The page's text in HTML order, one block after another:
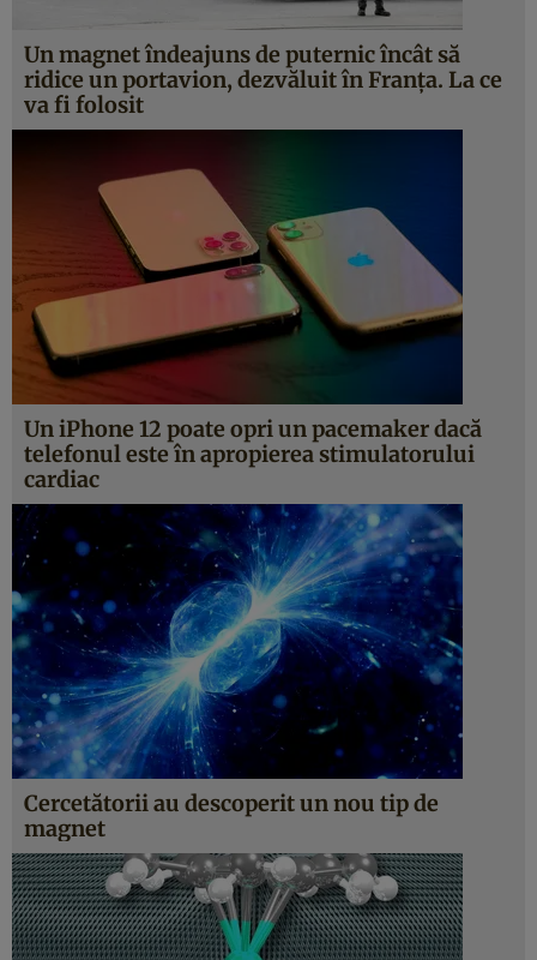
Un magnet îndeajuns de puternic încât să
ridice un portavion, dezvăluit în Franța. La ce
va fi folosit
Un iPhone 12 poate opri un pacemaker dacă
telefonul este în apropierea stimulatorului
cardiac
Cercetătorii au descoperit un nou tip de
magnet